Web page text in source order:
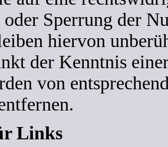
Sperrung der
hiervon
der Kenntnis
von
Links